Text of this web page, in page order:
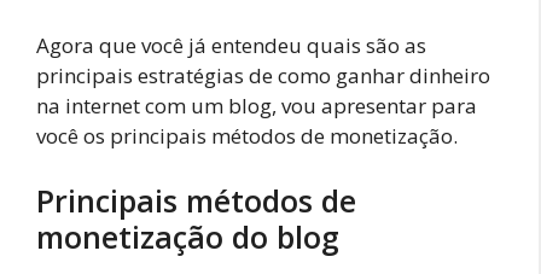
Agora que você já entendeu quais são as
principais estratégias de como ganhar dinheiro
na internet com um blog, vou apresentar para
você os principais métodos de monetização.
Principais métodos de
monetização do blog